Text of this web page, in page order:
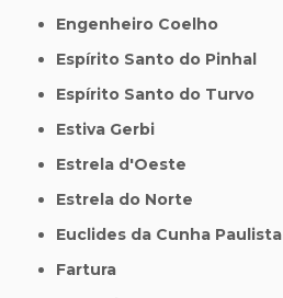
Engenheiro Coelho
Espírito Santo do Pinhal
Espírito Santo do Turvo
Estiva Gerbi
Estrela d'Oeste
Estrela do Norte
Euclides da Cunha Paulista
Fartura